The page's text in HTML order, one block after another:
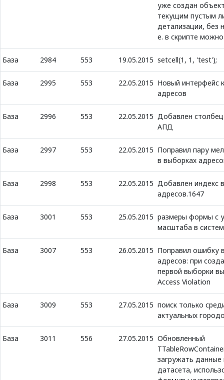
уже создан
текущим пустым
детализации, без
е. в скрипте
База 2984 553 19.05.2015 setcell(1, 1, 'test');
База 2995 553 22.05.2015 Новый интерфейс
адресов
База 2996 553 22.05.2015 Добавлен
АПД
База 2997 553 22.05.2015 Поправил пару
в выборках
База 2998 553 22.05.2015 Добавлен индекс
адресов.1647
База 3001 553 25.05.2015 размеры формы с
масштаба в
База 3007 553 26.05.2015 Поправил ошибку
адресов: при
первой выборки
Access Violation
База 3009 553 27.05.2015 поиск только
актуальных
База 3011 556 27.05.2015 Обновленный
загружать данные
датасета,